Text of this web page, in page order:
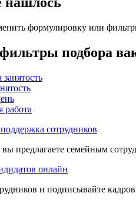
формулировку или
подбора
работа
сотрудников
предлагаете семейным
онлайн
и подписывайте